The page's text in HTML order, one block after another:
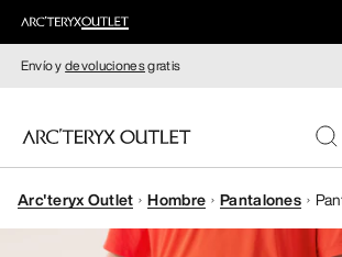
Envío ydevolucionesgratis
MUJERE
Arc'teryx Outlet Hombre Pantalones